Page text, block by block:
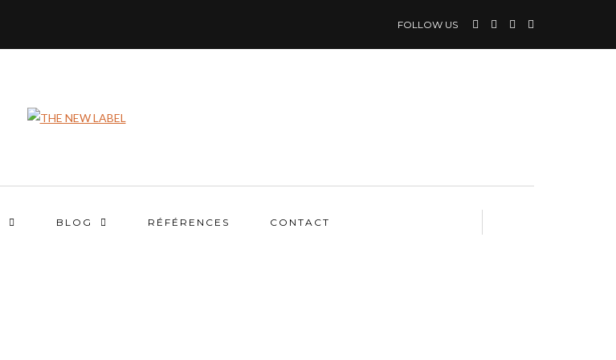
FOLLOW US
BLOG RÉFÉRENCES CONTACT